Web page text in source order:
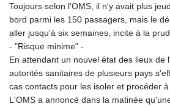
KWD
KYD
LAK
LBP
Toujours selon l'OMS, il n'y avait plus
bord parmi les 150 passagers, mais le
aller jusqu'à six semaines, incite à la
- "Risque minime" -
En attendant un nouvel état des lieux de
autorités sanitaires de plusieurs pays
cas contacts pour les isoler et procéder à
L'OMS a annoncé dans la matinée